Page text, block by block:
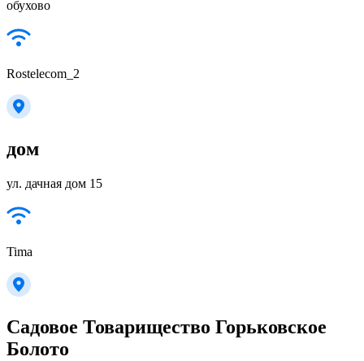
обухово
Rostelecom_2
дом
ул. дачная дом 15
Tima
Садовое Товарищество Горьковское
Болото